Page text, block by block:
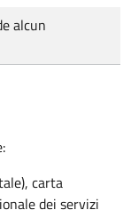
alcun
carta
dei servizi